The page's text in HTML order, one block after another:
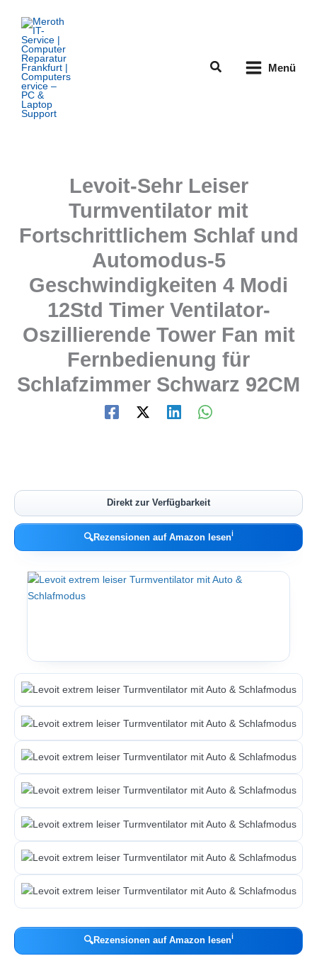
Inhalt
springen
Suchen Menü
Levoit-Sehr Leiser
Turmventilator mit
Fortschrittlichem Schlaf und
Automodus-5
Geschwindigkeiten 4 Modi
12Std Timer Ventilator-
Oszillierende Tower Fan mit
Fernbedienung für
Schlafzimmer Schwarz 92CM
Direkt zur Verfügbarkeit
🔍Rezensionen auf Amazon lesenℹ︎
🔍Rezensionen auf Amazon lesenℹ︎